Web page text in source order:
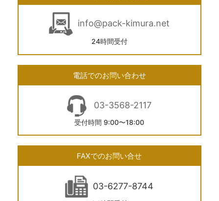
info@pack-kimura.net
24時間受付
電話でのお問い合わせ
03-3568-2117
受付時間 9:00〜18:00
FAXでのお問い合せ
03-6277-8744